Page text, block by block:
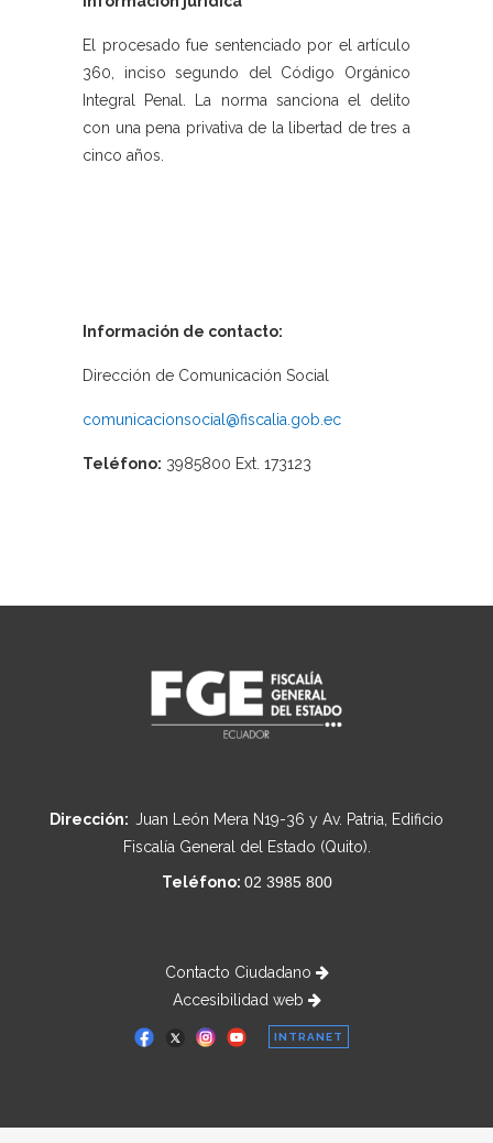
El procesado fue sentenciado por el artículo
360, inciso segundo del Código Orgánico
Integral Penal. La norma sanciona el delito
con una pena privativa de la libertad de tres a
cinco años.
Información de contacto:
Dirección de Comunicación Social
comunicacionsocial@fiscalia.gob.ec
Teléfono: 3985800 Ext. 173123
Dirección: Juan León Mera N19-36 y Av. Patria, Edificio
Fiscalía General del Estado (Quito).
Teléfono: 02 3985 800
Contacto Ciudadano
Accesibilidad web
INTRANET